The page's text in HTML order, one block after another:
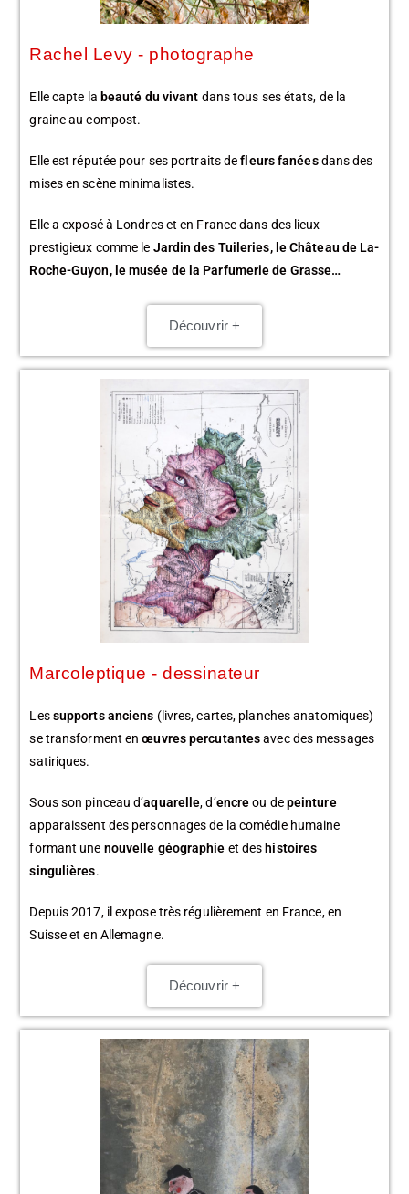
Rachel Levy - photographe
Elle capte la beauté du vivant dans tous ses états, de la
graine au compost.
Elle est réputée pour ses portraits defleurs fanéesdans des
mises en scène minimalistes.
Elle a exposé à Londres et en France dans des lieux
prestigieux comme le Jardin des Tuileries, le Château de La-
Roche-Guyon, le musée de la Parfumerie de Grasse…
Découvrir +
Marcoleptique - dessinateur
Lessupports anciens (livres, cartes, planches anatomiques)
se transforment enœuvres percutantesavec des messages
satiriques.
Sous son pinceau d’aquarelle, d’encreou depeinture
apparaissent des personnages de la comédie humaine
formant une nouvelle géographie et des histoires
singulières.
Depuis 2017, il expose très régulièrement en France, en
Suisse et en Allemagne.
Découvrir +